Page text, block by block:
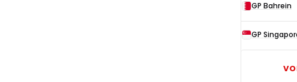
GP Bahrein
GP